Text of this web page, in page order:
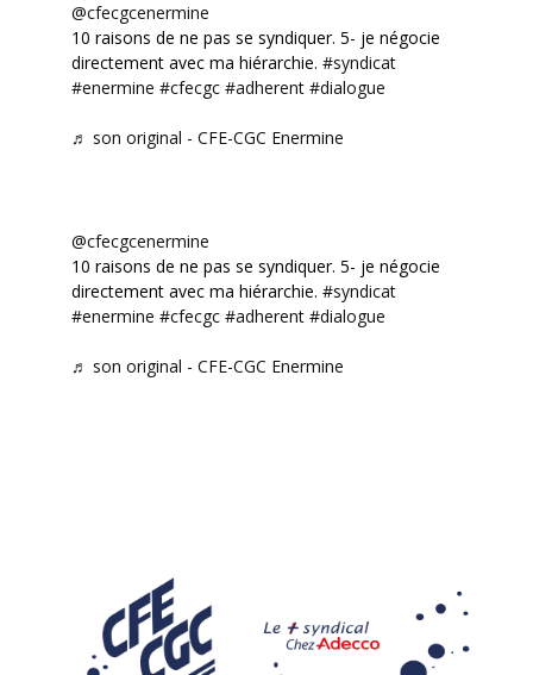
@cfecgcenermine
10 raisons de ne pas se syndiquer. 5- je négocie
directement avec ma hiérarchie. #syndicat
#enermine #cfecgc #adherent #dialogue
♬ son original - CFE-CGC Enermine
@cfecgcenermine
10 raisons de ne pas se syndiquer. 5- je négocie
directement avec ma hiérarchie. #syndicat
#enermine #cfecgc #adherent #dialogue
♬ son original - CFE-CGC Enermine